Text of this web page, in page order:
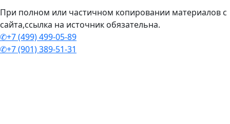
При полном или частичном копировании материалов с
сайта,ссылка на источник обязательна.
✆+7 (499) 499-05-89
✆+7 (901) 389-51-31